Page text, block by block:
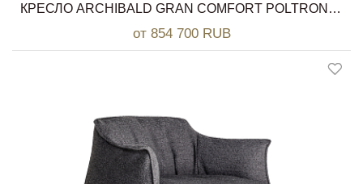
КРЕСЛО ARCHIBALD GRAN COMFORT POLTRONA FRAU
от 854 700 RUB